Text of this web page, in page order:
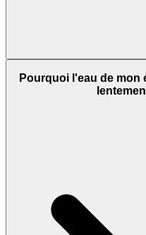
Pourquoi l'eau de mon